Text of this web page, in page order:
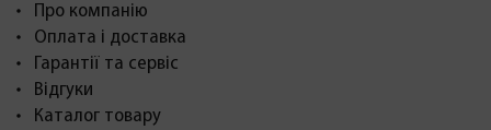
Про компанію
Оплата і доставка
Гарантії та сервіс
Відгуки
Каталог товару